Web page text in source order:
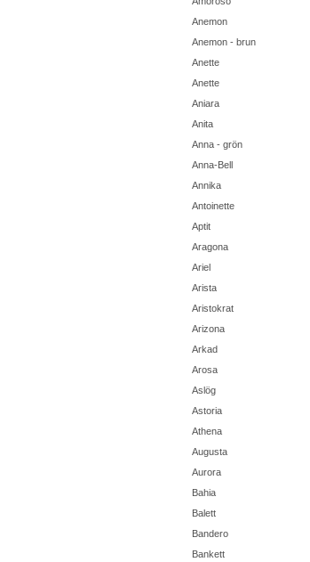
Anemon
Anemon - brun
Anette
Anette
Aniara
Anita
Anna - grön
Anna-Bell
Annika
Antoinette
Aptit
Aragona
Ariel
Arista
Aristokrat
Arizona
Arkad
Arosa
Aslög
Astoria
Athena
Augusta
Aurora
Bahia
Balett
Bandero
Bankett